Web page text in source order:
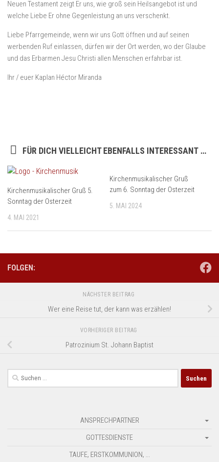
Neuen Testament zeigt Er uns, wie groß sein Heilsangebot ist und
welche Liebe Er ohne Gegenleistung an uns verschenkt.
Liebe Pfarrgemeinde, wenn wir uns Gott öffnen und auf seinen
werbenden Ruf einlassen, dürfen wir der Ort werden, wo der Glaube
und das Erbarmen Jesu Christi allen Menschen erfahrbar ist.
Ihr / euer Kaplan Héctor Miranda
FÜR DICH VIELLEICHT EBENFALLS INTERESSANT …
Kirchenmusikalischer Gruß 5.
Sonntag der Osterzeit
4. MAI 2021
Kirchenmusikalischer Gruß
zum 6. Sonntag der Osterzeit
5. MAI 2024
FOLGEN:
NÄCHSTER BEITRAG
Wer eine Reise tut, der kann was erzählen!
VORHERIGER BEITRAG
Patrozinium St. Johann Baptist
Suchen
nach:
ANSPRECHPARTNER
GOTTESDIENSTE
TAUFE, ERSTKOMMUNION, …